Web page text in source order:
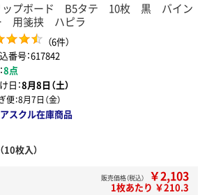
ップボード B5タテ 10枚 黒 バイン
用箋挟 ハピラ
（6件）
番号：617842
8点
日：8月8日（土）
便：8月7日（金）
アスクル在庫商品
10枚入）
販売価格（税込） ￥2,103
1枚あたり ￥210.3